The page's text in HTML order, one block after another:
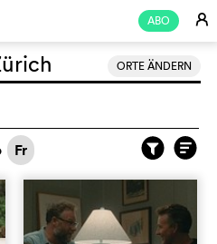
ABO E
ORTE ÄNDERN
Fr